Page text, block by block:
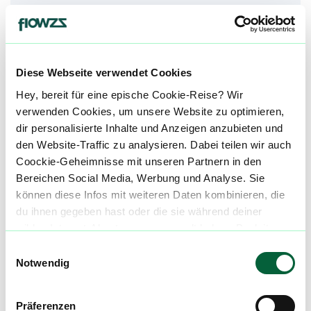
Diese Webseite verwendet Cookies
Hey, bereit für eine epische Cookie-Reise? Wir
verwenden Cookies, um unsere Website zu optimieren,
dir personalisierte Inhalte und Anzeigen anzubieten und
den Website-Traffic zu analysieren. Dabei teilen wir auch
Coockie-Geheimnisse mit unseren Partnern in den
Bereichen Social Media, Werbung und Analyse. Sie
können diese Infos mit weiteren Daten kombinieren, die
du ihnen gegeben hast oder die sie während deiner
wilden Internet-Abenteuer gesammelt haben. Begleite
Notwendig
Präferenzen
sind kein Ersatz für professionelle medizinische
Beratung. Hole dir den Rat eines Arztes ein,
bevor Du Cannabis zur Behandlung einer
Krankheit verwendest.
St Stress
Sp Spastik